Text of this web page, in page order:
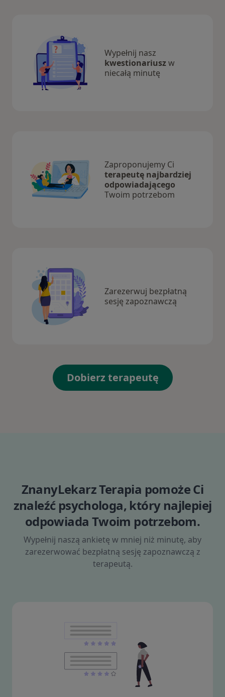
Wypełnij nasz
kwestionariuszw
niecałą minutę
Zaproponujemy Ci
terapeutę najbardziej
odpowiadającego
Twoim potrzebom
Zarezerwuj bezpłatną
sesję zapoznawczą
Dobierz terapeutę
ZnanyLekarz Terapia pomoże Ci
znaleźć psychologa, który najlepiej
odpowiada Twoim potrzebom.
Wypełnij naszą ankietę w mniej niż minutę, aby
zarezerwować bezpłatną sesję zapoznawczą z
terapeutą.